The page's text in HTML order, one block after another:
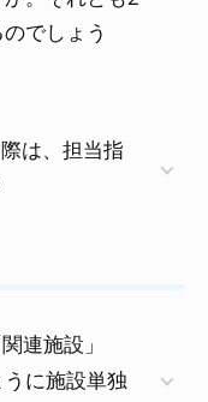
でしょう
は、担当指
連施設」
うに施設単独